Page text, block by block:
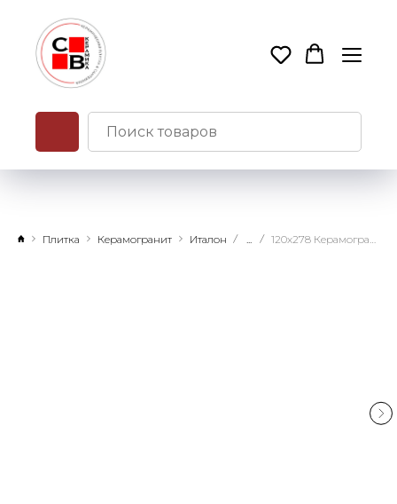
Плитка Керамогранит Италон